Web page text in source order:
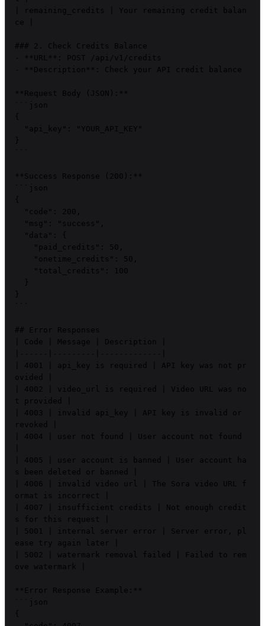
| remaining_credits | Your remaining credit balan
ce |
### 2. Check Credits Balance
- **URL**: POST /api/v1/credits
- **Description**: Check your API credit balance
**Request Body (JSON):**
```json
{
}
**Success Response (200):**
```json
{
}
## Error Responses
| Code | Message | Description |
|------|---------|-------------|
| 4001 | api_key is required | API key was not pr
ovided |
| 4002 | video_url is required | Video URL was no
t provided |
| 4003 | invalid api_key | API key is invalid or
revoked |
| 4004 | user not found | User account not found
| 4005 | user account is banned | User account ha
s been deleted or banned |
| 4006 | invalid video url | The Sora video URL f
ormat is incorrect |
| 4007 | insufficient credits | Not enough credit
s for this request |
| 5001 | internal server error | Server error, pl
ease try again later |
| 5002 | watermark removal failed | Failed to rem
ove watermark |
**Error Response Example:**
```json
{